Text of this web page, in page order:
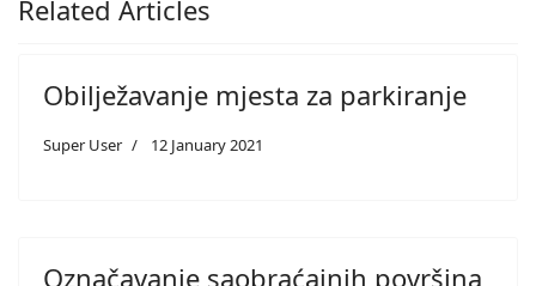
Related Articles
Obilježavanje mjesta za parkiranje
Super User 12 January 2021
Označavanje saobraćajnih površina